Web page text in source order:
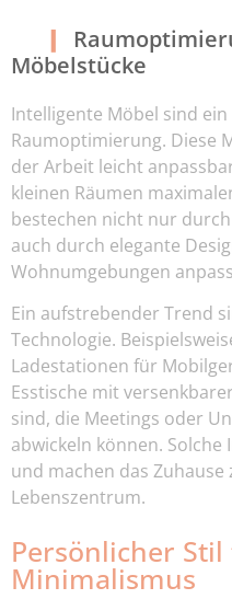
Möbelstücke
Intelligente Möbel sind
Raumoptimierung. Diese
der Arbeit leicht
kleinen Räumen
bestechen nicht nur
auch durch elegante
Wohnumgebungen
Ein aufstrebender Trend
Technologie.
Ladestationen für
Esstische mit
sind, die Meetings oder
abwickeln können.
und machen das Zuhause
Lebenszentrum.
Persönlicher
Minimalismus